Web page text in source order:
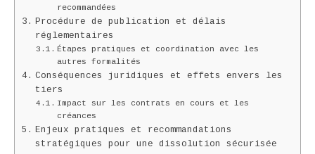
recommandées
Procédure de publication et délais
réglementaires
Étapes pratiques et coordination avec les
autres formalités
Conséquences juridiques et effets envers les
tiers
Impact sur les contrats en cours et les
créances
Enjeux pratiques et recommandations
stratégiques pour une dissolution sécurisée